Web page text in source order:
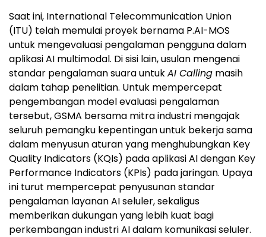
Saat ini, International Telecommunication Union
(ITU) telah memulai proyek bernama P.AI-MOS
untuk mengevaluasi pengalaman pengguna dalam
aplikasi AI multimodal. Di sisi lain, usulan mengenai
standar pengalaman suara untukAI Calling masih
dalam tahap penelitian. Untuk mempercepat
pengembangan model evaluasi pengalaman
tersebut, GSMA bersama mitra industri mengajak
seluruh pemangku kepentingan untuk bekerja sama
dalam menyusun aturan yang menghubungkan Key
Quality Indicators (KQIs) pada aplikasi AI dengan Key
Performance Indicators (KPIs) pada jaringan. Upaya
ini turut mempercepat penyusunan standar
pengalaman layanan AI seluler, sekaligus
memberikan dukungan yang lebih kuat bagi
perkembangan industri AI dalam komunikasi seluler.